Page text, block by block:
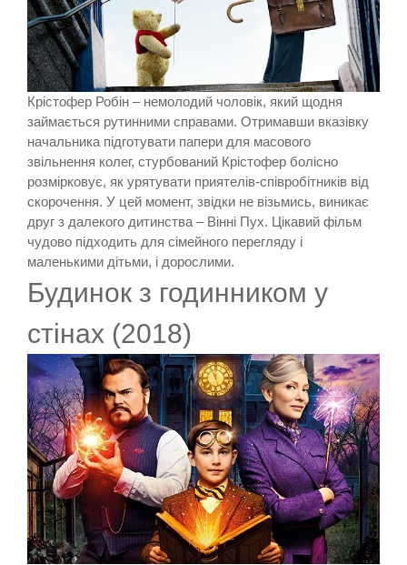
Крістофер Робін – немолодий чоловік, який щодня
займається рутинними справами. Отримавши вказівку
начальника підготувати папери для масового
звільнення колег, стурбований Крістофер болісно
розмірковує, як урятувати приятелів-співробітників від
скорочення. У цей момент, звідки не візьмись, виникає
друг з далекого дитинства – Вінні Пух. Цікавий фільм
чудово підходить для сімейного перегляду і
маленькими дітьми, і дорослими.
Будинок з годинником у
стінах (2018)